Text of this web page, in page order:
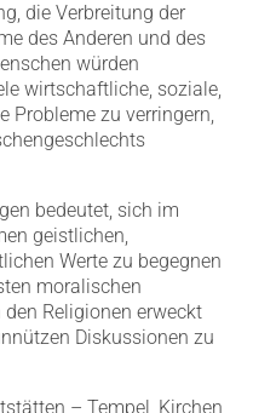
die Verbreitung der
des Anderen und des
würden
wirtschaftliche, soziale,
Probleme zu verringern,
bedeutet, sich im
geistlichen,
Werte zu begegnen
moralischen
Religionen erweckt
Diskussionen zu
– Tempel, Kirchen